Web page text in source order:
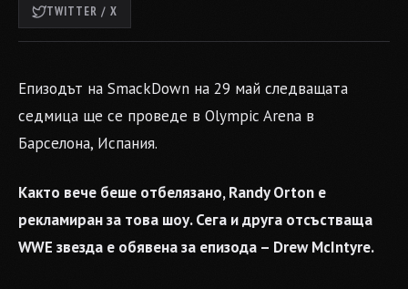
TWITTER / X
Епизодът на SmackDown на 29 май следващата
седмица ще се проведе в Olympic Arena в
Барселона, Испания.
Както вече беше отбелязано, Randy Orton е
рекламиран за това шоу. Сега и друга отсъстваща
WWE звезда е обявена за епизода – Drew McIntyre.